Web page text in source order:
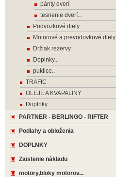
pánty dverí
tesnenie dverí...
Podvozkové diely
Motorové a prevodovkové diely
Držiak rezervy
Doplnky...
puklice..
TRAFIC
OLEJE A KVAPALINY
Doplnky...
PARTNER - BERLINGO - RIFTER
Podlahy a obloženia
DOPLNKY
Zaistenie nákladu
motory,bloky motorov...